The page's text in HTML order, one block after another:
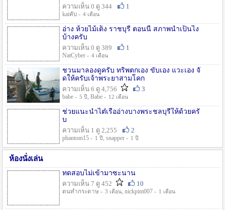
ความเห็น 0 ดู 344
1
kaiคับ - 4 เดือน
อ่าง ห้วยไม้เต็ง ราชบุรี ตอนนี้ สภาพน้ำเป็นไง
บ้างครับ
ความเห็น 0 ดู 389
1
NatCyber - 4 เดือน
ชวนมาลองดูครับ ทริพตกเอง ขับเอง แวะเอง จั
ดให้ครับเจ้าพระยาสามโคก
ความเห็น 6 ดู 4,756
3
babe - 5 ปี , Babe - 12 เดือน
ช่วยแนะนำไต๋เรืออ่างบางพระชลบุรีให้ด้วยครั
บ
ความเห็น 1 ดู 2,255
2
phantom15 - 1 ปี , snapper - 1 ปี
ห้องนั่งเล่น
ทดสอบไม่เข้ามาซะนาน
ความเห็น 7 ดู 452
10
ตนทำกระดาษ - 3 เดือน, nickpim007 - 1 เดือน